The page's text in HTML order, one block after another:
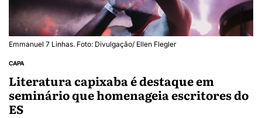
Emmanuel 7 Linhas. Foto: Divulgação/ Ellen Flegler
CAPA
Literatura capixaba é destaque em
seminário que homenageia escritores do
ES